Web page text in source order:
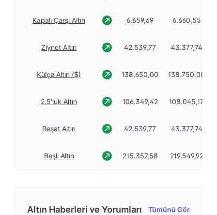
Kapalı Çarşı Altın 6.659,69 6.660,55
Ziynet Altın 42.539,77 43.377,74
Külçe Altın ($) 138.650,00 138.750,00
2.5'luk Altın 106.349,42 108.045,17
Reşat Altın 42.539,77 43.377,74
Beşli Altın 215.357,58 219.549,92
Altın Haberleri ve Yorumları Tümünü Gör